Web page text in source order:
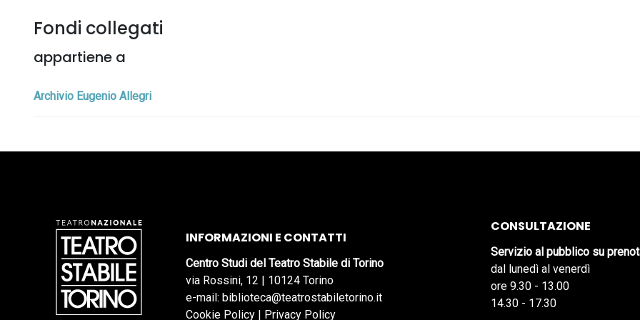
Fondi collegati
appartiene a
Archivio Eugenio Allegri
INFORMAZIONI E CONTATTI
Centro Studi del Teatro Stabile di Torino
via Rossini, 12 | 10124 Torino
e-mail: biblioteca@teatrostabiletorino.it
Cookie Policy | Privacy Policy
CONSULTAZIONE
Servizio al pubblico su
dal lunedì al venerdì
ore 9.30 - 13.00
14.30 - 17.30